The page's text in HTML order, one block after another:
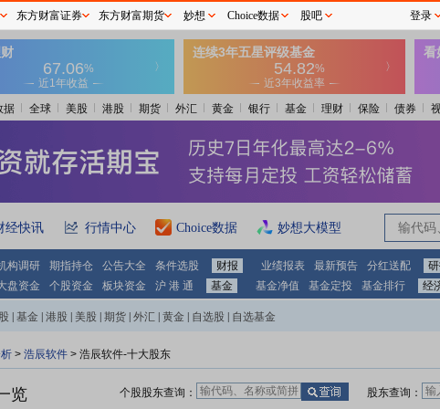
据 全球 美股 港股 期货 外汇 黄金 银行 基金 理财 保险 债券
经快讯 行情中心 Choice数据 妙想大模型
构调研 期指持仓 公告大全 条件选股 财报 业绩报表 最新预告 分红送配
盘资金 个股资金 板块资金 沪 港 通 基金 基金净值 基金定投 基金排行 经
基金 港股 美股 期货 外汇 黄金 自选股 自选基金
> 浩辰软件 > 浩辰软件-十大股东
览 股东查询：
个股股东查询：
东方财富证券 东方财富期货 妙想 Choice数据 股吧 登录